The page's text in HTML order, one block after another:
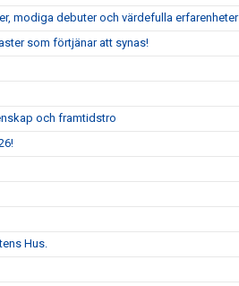
modiga debuter och värdefulla erfarenheter
som förtjänar att synas!
och framtidstro
Hus.